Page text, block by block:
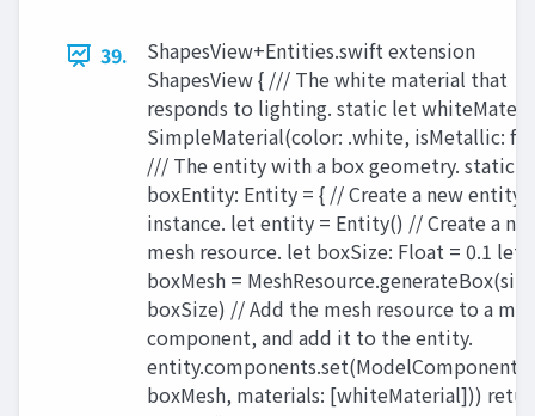
39.
ShapesView+Entities.swift extension
ShapesView { /// The white material that
responds to lighting. static let
SimpleMaterial(color: .white, isMetallic:
/// The entity with a box geometry. static
boxEntity: Entity = { // Create a new entity
instance. let entity = Entity() // Create a
mesh resource. let boxSize: Float = 0.1 let
boxMesh =
boxSize) // Add the mesh resource to a
component, and add it to the entity.
boxMesh, materials: [whiteMaterial]))